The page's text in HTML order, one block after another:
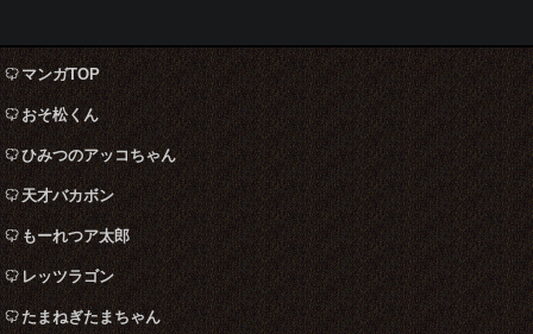
マンガTOP
おそ松くん
ひみつのアッコちゃん
天才バカボン
もーれつア太郎
レッツラゴン
たまねぎたまちゃん